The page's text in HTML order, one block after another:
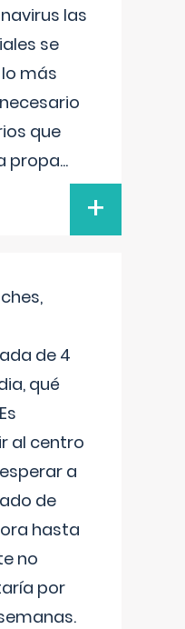
las
se
más
que
propa...
+
de 4
qué
al centro
a
de
hasta
no
por